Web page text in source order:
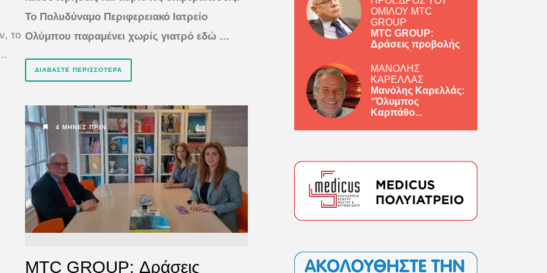
το
Το Πολυδύναμο Περιφερειακό Ιατρείο
Ολύμπου παραμένει χωρίς γιατρό εδώ …
ΔΙΑΒΆΣΤΕ ΠΕΡΙΣΣΌΤΕΡΑ
4 ΜΉΝΕΣ ΠΡΙΝ
MTC GROUP: Δράσεις
ΟΜΙΛΟΥ MTC
GROUP
MTC GROUP:
Δράσεις προβολής
ΜΑΝΟΛΗΣ
ΚΑΡΕΛΛΑΣ
Μανόλης Καρελλάς:
“Όλυμπος
Καρπάθο...